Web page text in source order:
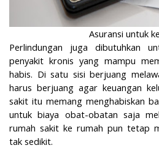
Asuransi untuk
Perlindungan juga dibutuhkan
penyakit kronis yang mampu
habis. Di satu sisi berjuang
harus berjuang agar keuangan
sakit itu memang menghabiskan
untuk biaya obat-obatan saja
rumah sakit ke rumah pun tetap
tak sedikit.